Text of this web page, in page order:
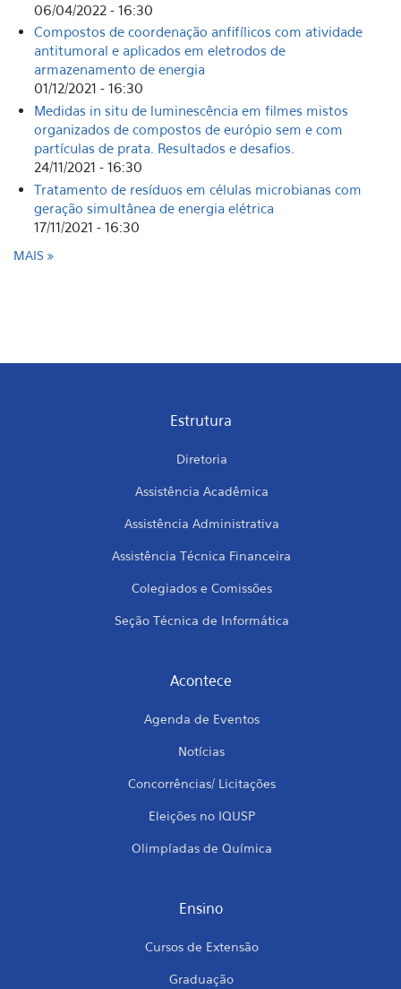
06/04/2022 - 16:30
Compostos de coordenação anfifílicos com atividade
antitumoral e aplicados em eletrodos de
armazenamento de energia
01/12/2021 - 16:30
Medidas in situ de luminescência em filmes mistos
organizados de compostos de európio sem e com
partículas de prata. Resultados e desafios.
24/11/2021 - 16:30
Tratamento de resíduos em células microbianas com
geração simultânea de energia elétrica
17/11/2021 - 16:30
MAIS
Estrutura
Diretoria
Assistência Acadêmica
Assistência Administrativa
Assistência Técnica Financeira
Colegiados e Comissões
Seção Técnica de Informática
Acontece
Agenda de Eventos
Notícias
Concorrências/ Licitações
Eleições no IQUSP
Olimpíadas de Química
Ensino
Cursos de Extensão
Graduação